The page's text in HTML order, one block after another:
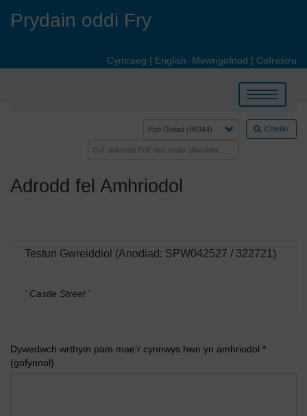
Prydain oddi Fry
Cymraeg | English Mewngofnod | Cofrestru
Toggle
navigation
Chwilio
Adrodd fel Amhriodol
Testun Gwreiddiol (Anodiad: SPW042527 / 322721)
' Castle Street '
Dywedwch wrthym pam mae’r cynnwys hwn yn amhriodol *
(gofynnol)